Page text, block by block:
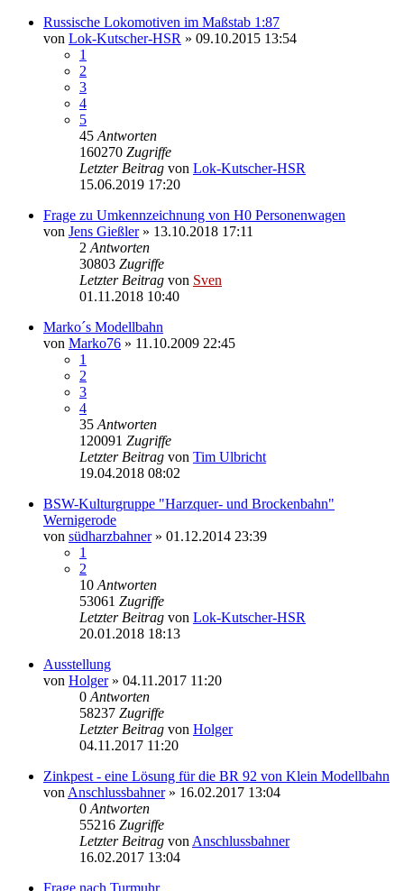
Russische Lokomotiven im Maßstab 1:87
von Lok-Kutscher-HSR » 09.10.2015 13:54
1
2
3
4
5
45 Antworten
160270 Zugriffe
Letzter Beitrag von Lok-Kutscher-HSR
15.06.2019 17:20
Frage zu Umkennzeichnung von H0 Personenwagen
von Jens Gießler» 13.10.2018 17:11
2 Antworten
30803 Zugriffe
Letzter Beitrag von Sven
01.11.2018 10:40
Marko´s Modellbahn
von Marko76 » 11.10.2009 22:45
1
2
3
4
35 Antworten
120091 Zugriffe
Letzter Beitrag von Tim Ulbricht
19.04.2018 08:02
BSW-Kulturgruppe "Harzquer- und Brockenbahn"
Wernigerode
von südharzbahner» 01.12.2014 23:39
1
2
10 Antworten
53061 Zugriffe
Letzter Beitrag von Lok-Kutscher-HSR
20.01.2018 18:13
Ausstellung
von Holger» 04.11.2017 11:20
0 Antworten
58237 Zugriffe
Letzter Beitrag von Holger
04.11.2017 11:20
Zinkpest - eine Lösung für die BR 92 von Klein Modellbahn
von Anschlussbahner» 16.02.2017 13:04
0 Antworten
55216 Zugriffe
Letzter Beitrag von Anschlussbahner
16.02.2017 13:04
Frage nach Turmuhr